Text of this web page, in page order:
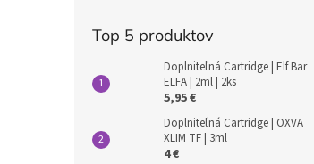
Top 5 produktov
Doplniteľná Cartridge | Elf Bar
ELFA | 2ml | 2ks
5,95 €
Doplniteľná Cartridge | OXVA
XLIM TF | 3ml
4 €